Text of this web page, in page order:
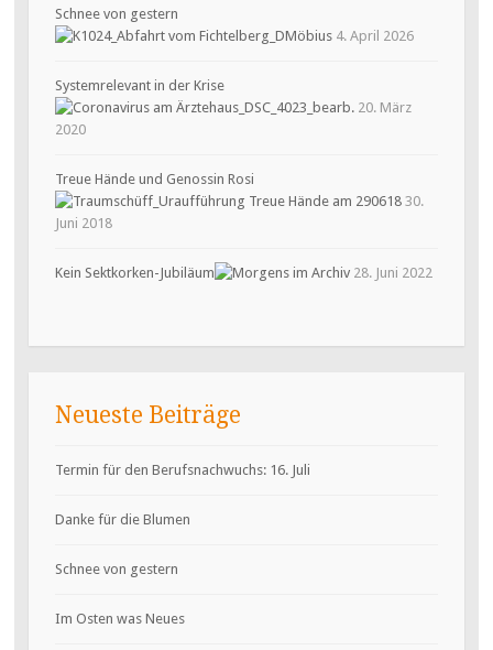
Schnee von gestern
4. April 2026
Systemrelevant in der Krise
20. März
2020
Treue Hände und Genossin Rosi
30.
Juni 2018
Kein Sektkorken-Jubiläum 28. Juni 2022
Neueste Beiträge
Termin für den Berufsnachwuchs: 16. Juli
Danke für die Blumen
Schnee von gestern
Im Osten was Neues